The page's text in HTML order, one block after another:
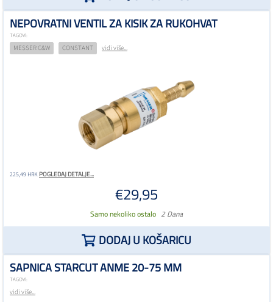
NEPOVRATNI VENTIL ZA KISIK ZA RUKOHVAT
TAGOVI:
MESSER C&W CONSTANT vidi više...
225,49 HRKPOGLEDAJ DETALJE...
€29,95
Samo nekoliko ostalo 2 Dana
DODAJ U KOŠARICU
SAPNICA STARCUT ANME 20-75 MM
TAGOVI:
vidi više...